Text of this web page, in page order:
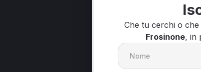
Che tu cerchi o
Frosinone, in